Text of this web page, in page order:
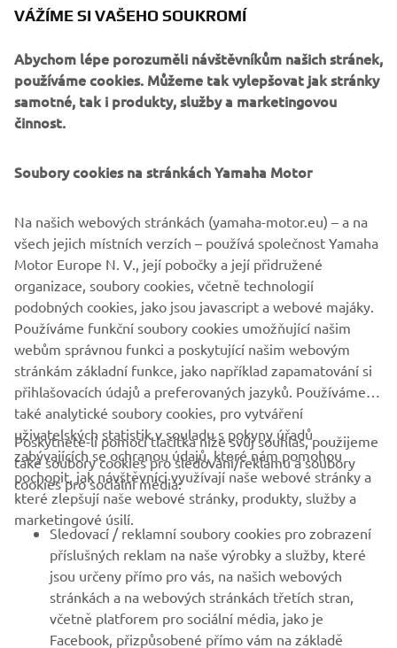
ovladatelnosti, mimořádně citlivým výkonným motorům a
jezdce, kteří chtějí udělat další krok ke konkurenčním
offroadovým závodům.
Ať už jste #DRIVENBYFUNa chcete zahájit svoji závodní
cestu s mini ATV YFZ50 a YFM90R nebo
většího segmentu CC, Yamaha je s vámi na každém kroku
realitu, nic jiného se nevyrovná čtyřkolkám Yamaha ATV a
Side-by-Side!
PROZKOUMEJTE NAŠI SPORTOVNÍ ŘADU ATV/SXS
FIREMNÍ
B2B
VÍCE YAMAHA
PODPORA
VÁŽÍME SI VAŠEHO SOUKROMÍ
Abychom lépe porozuměli návštěvníkům našich stránek,
používáme cookies. Můžeme tak vylepšovat jak stránky
samotné, tak i produkty, služby a marketingovou
činnost.
Soubory cookies na stránkách Yamaha Motor
Na našich webových stránkách (yamaha-motor.eu) – a na
všech jejich místních verzích – používá společnost Yamaha
Motor Europe N. V., její pobočky a její přidružené
organizace, soubory cookies, včetně technologií
podobných cookies, jako jsou javascript a webové majáky.
Používáme funkční soubory cookies umožňující našim
webům správnou funkci a poskytující našim webovým
stránkám základní funkce, jako například zapamatování si
přihlašovacích údajů a preferovaných jazyků. Používáme
také analytické soubory cookies, pro vytváření
uživatelských statistik v souladu s pokyny úřadů
zabývajících se ochranou údajů, které nám pomohou
pochopit, jak návštěvníci využívají naše webové stránky a
které zlepšují naše webové stránky, produkty, služby a
marketingové úsilí.
Poskytnete-li pomocí tlačítka níže svůj souhlas, použijeme
také soubory cookies pro sledování/reklamu a soubory
cookies pro sociální média:
Sledovací / reklamní soubory cookies pro zobrazení
příslušných reklam na naše výrobky a služby, které
jsou určeny přímo pro vás, na našich webových
stránkách a na webových stránkách třetích stran,
včetně platforem pro sociální média, jako je
Facebook, přizpůsobené přímo vám na základě